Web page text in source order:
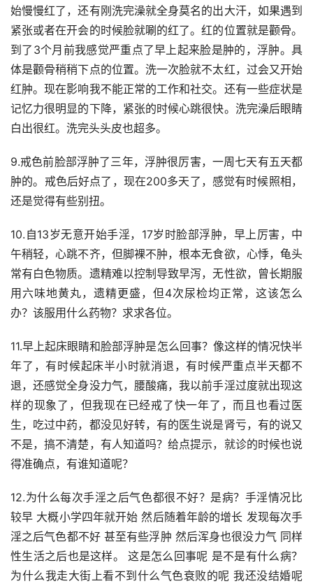
始慢慢红了，还有刚洗完澡就全身莫名的出大汗，如果遇到
紧张或者在开会的时候脸就唰的红了。红的位置就是颧骨。
到了3个月前我感觉严重点了早上起来脸是肿的，浮肿。具
体是颧骨稍稍下点的位置。洗一次脸就不太红，过会又开始
红肿。现在影响我不能正常的工作和社交。还有一些症状是
记忆力很明显的下降，紧张的时候心跳很快。洗完澡后眼睛
白出很红。洗完头头皮也超多。
9.戒色前脸部浮肿了三年，浮肿很厉害，一周七天有五天都
肿的。戒色后好点了，现在200多天了，感觉有时候照相，
还是觉得有些别扭。
10.自13岁无意开始手淫，17岁时脸部浮肿，早上厉害，中
午稍轻，心跳不齐，但脚裸不肿，根本无食欲，心悸，龟头
常有白色物质。遗精难以控制导致早泻，无性欲，曾长期服
用六味地黄丸，遗精更盛，但4次尿检均正常，这该怎么
办？该服用什么药物？求求各位。
11.早上起床眼睛和脸部浮肿是怎么回事？像这样的情况快半
年了，有时候起床半小时就消退，有时候严重点半天都不
退，还感觉全身没力气，腰酸痛，我以前手淫过度就出现这
样的现象了，但我现在已经戒了快一年了，而且也看过医
生，吃过中药，都没见好转，有的医生说是肾亏，有的说又
不是，搞不清楚，有人知道吗？给点提示，就诊的时候也说
得准确点，有谁知道呢？
12.为什么每次手淫之后气色都很不好？是病？手淫情况比
较早 大概小学四年就开始 然后随着年龄的增长 发现每次手
淫之后气色都不好 甚至有些浮肿 然后浑身也很没力气 同样
性生活之后也是这样。 这是怎么回事呢 是不是有什么病？
为什么我走大街上看不到什么气色衰败的呢 我还没结婚呢